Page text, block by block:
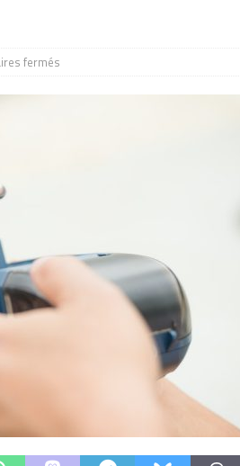
fermés